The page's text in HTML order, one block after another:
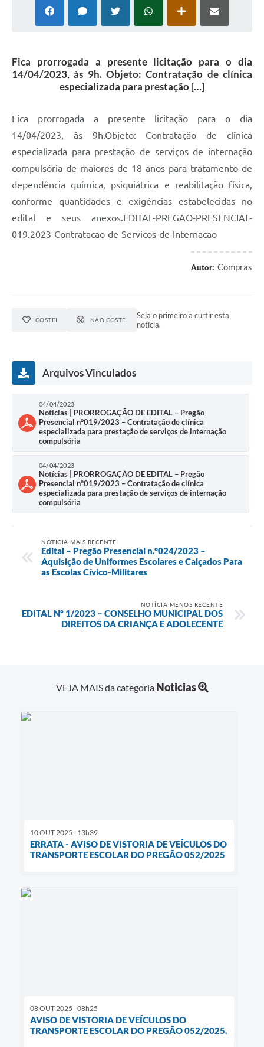
Fica prorrogada a presente licitação para o dia
14/04/2023, às 9h. Objeto: Contratação de clínica
especializada para prestação […]
Fica prorrogada a presente licitação para o dia
14/04/2023, às 9h.Objeto: Contratação de clínica
especializada para prestação de serviços de internação
compulsória de maiores de 18 anos para tratamento de
dependência química, psiquiátrica e reabilitação física,
conforme quantidades e exigências estabelecidas no
edital e seus anexos.EDITAL-PREGAO-PRESENCIAL-
019.2023-Contratacao-de-Servicos-de-Internacao
Autor: Compras
GOSTEI NÃO GOSTEI
Seja o primeiro a curtir esta
notícia.
Arquivos Vinculados
04/04/2023
Notícias | PRORROGAÇÃO DE EDITAL – Pregão
Presencial n°019/2023 – Contratação de clínica
especializada para prestação de serviços de internação
compulsória
04/04/2023
Notícias | PRORROGAÇÃO DE EDITAL – Pregão
Presencial n°019/2023 – Contratação de clínica
especializada para prestação de serviços de internação
compulsória
NOTÍCIA MAIS RECENTE
Edital – Pregão Presencial n.°024/2023 –
Aquisição de Uniformes Escolares e Calçados Para
as Escolas Cívico-Militares
NOTÍCIA MENOS RECENTE
EDITAL Nº 1/2023 – CONSELHO MUNICIPAL DOS
DIREITOS DA CRIANÇA E ADOLECENTE
VEJA MAIS da categoria Noticias
10 OUT 2025 - 13h39
ERRATA - AVISO DE VISTORIA DE VEÍCULOS DO
TRANSPORTE ESCOLAR DO PREGÃO 052/2025
08 OUT 2025 - 08h25
AVISO DE VISTORIA DE VEÍCULOS DO
TRANSPORTE ESCOLAR DO PREGÃO 052/2025.